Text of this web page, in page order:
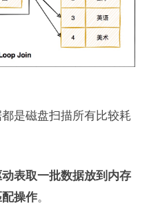
是磁盘扫描所有比较耗
表取一批数据放到内存
操作。